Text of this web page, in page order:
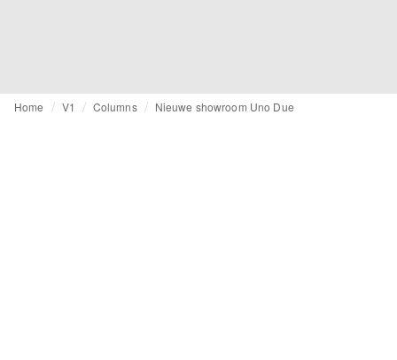
Home V1 Columns Nieuwe showroom Uno Due